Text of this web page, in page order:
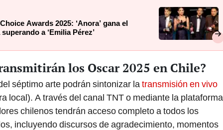
Awards 2025: ‘Anora’ gana el
a ‘Emilia Pérez’
los Oscar 2025 en Chile?
séptimo arte podrán sintonizar la transmisión en vivo
local). A través del canal TNT o mediante la plataforma
chilenos tendrán acceso completo a todos los
incluyendo discursos de agradecimiento, momentos